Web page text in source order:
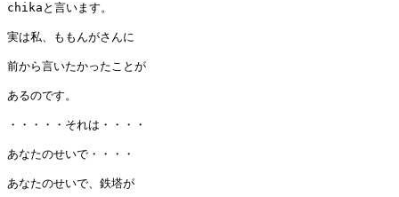
chikaと言います。
実は私、ももんがさんに
前から言いたかったことが
あるのです。
・・・・・それは・・・・
あなたのせいで・・・・
あなたのせいで、鉄塔が